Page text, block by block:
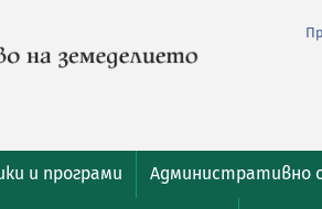
и програми Административно